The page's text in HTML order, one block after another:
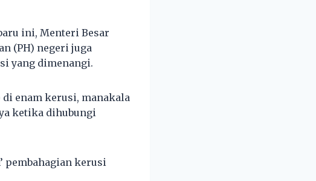
ini, Menteri Besar
(PH) negeri juga
yang dimenangi.
di enam kerusi, manakala
ketika dihubungi
pembahagian kerusi